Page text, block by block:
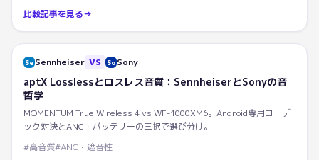
比較記事を見る→
Se Sennheiser VS So Sony
aptX Losslessとロスレス音質：SennheiserとSonyの音
哲学
MOMENTUM True Wireless 4 vs WF-1000XM6。Android専用コーデ
ック対決とANC・バッテリーの三択で選び分け。
#高音質#ANC・遮音性